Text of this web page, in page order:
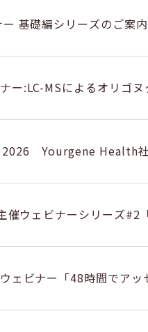
ー 基礎編シリーズのご案
ー:LC-MSによるオリゴ
2026 Yourgene Health
ウェビナーシリーズ#2
ェビナー「48時間でア